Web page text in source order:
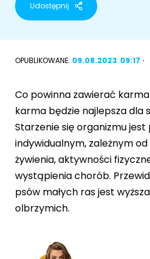
RASY PSÓW
Sznaucer miniaturowy
Golden retriever
Buldog francuski
Owczarek niemiecki
Kot perski
Kot rosyjski niebieski
Udostępnij
OPUBLIKOWANE: 09.08.2023 09:17
Co powinna zawierać
karma będzie najlepsza dla
Starzenie się organizmu
indywidualnym, zależnym
żywienia, aktywności
wystąpienia chorób.
psów małych ras jest
olbrzymich.